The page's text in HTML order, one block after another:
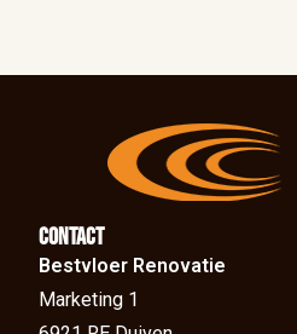
Contact
Bestvloer Renovatie
Marketing 1